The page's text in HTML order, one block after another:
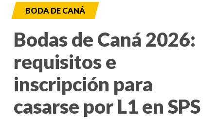
BODA DE CANÁ
Bodas de Caná 2026:
requisitos e
inscripción para
casarse por L1 en SPS